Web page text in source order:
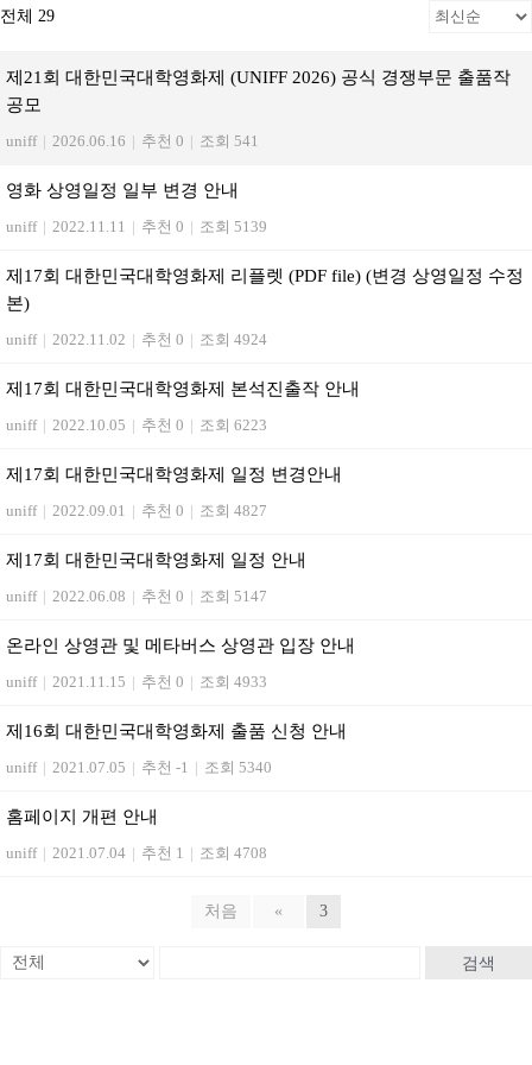
전체 29
제21회 대한민국대학영화제 (UNIFF 2026) 공식 경쟁부문 출품작
공모
uniff | 2026.06.16 | 추천 0 | 조회 541
영화 상영일정 일부 변경 안내
uniff | 2022.11.11 | 추천 0 | 조회 5139
제17회 대한민국대학영화제 리플렛 (PDF file) (변경 상영일정 수정
본)
uniff | 2022.11.02 | 추천 0 | 조회 4924
제17회 대한민국대학영화제 본석진출작 안내
uniff | 2022.10.05 | 추천 0 | 조회 6223
제17회 대한민국대학영화제 일정 변경안내
uniff | 2022.09.01 | 추천 0 | 조회 4827
제17회 대한민국대학영화제 일정 안내
uniff | 2022.06.08 | 추천 0 | 조회 5147
온라인 상영관 및 메타버스 상영관 입장 안내
uniff | 2021.11.15 | 추천 0 | 조회 4933
제16회 대한민국대학영화제 출품 신청 안내
uniff | 2021.07.05 | 추천 -1 | 조회 5340
홈페이지 개편 안내
uniff | 2021.07.04 | 추천 1 | 조회 4708
처음 « 3
검색